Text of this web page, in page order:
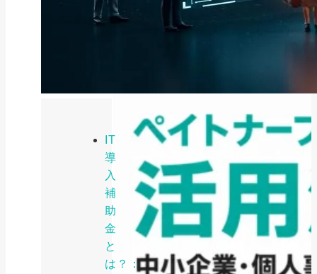
IT
導
入
補
助
金
と
は？：
ファクタリング
ファクタリングとは？仕組み・メ